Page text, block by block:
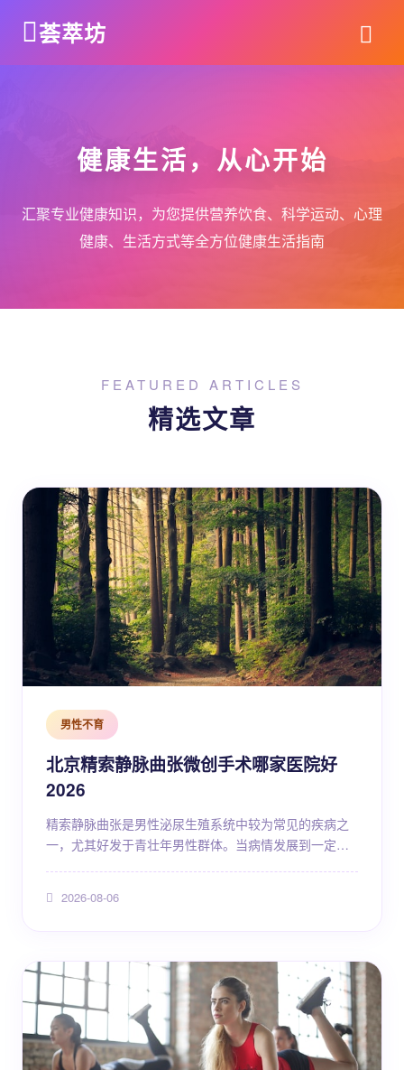
荟萃坊
健康生活，从心开始
汇聚专业健康知识，为您提供营养饮食、科学运动、心理
健康、生活方式等全方位健康生活指南
FEATURED ARTICLES
精选文章
男性不育
北京精索静脉曲张微创手术哪家医院好
2026
精索静脉曲张是男性泌尿生殖系统中较为常见的疾病之
一，尤其好发于青壮年男性群体。当病情发展到一定程
术成熟、经验丰富的公立医疗机构进行精索静脉曲张微
的公立三甲医院、术前术后注意事项等方面进行系统介
绍，帮助患者建立...
2026-08-06